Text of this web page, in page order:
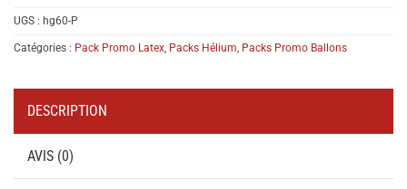
UGS : hg60-P
Catégories : Pack Promo Latex Packs Hélium Packs Promo Ballons
DESCRIPTION
AVIS (0)